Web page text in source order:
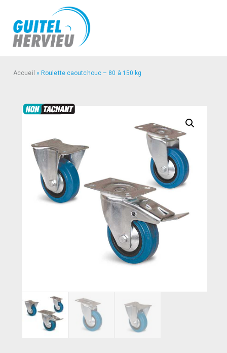
Accueil » Roulette caoutchouc – 80 à 150 kg